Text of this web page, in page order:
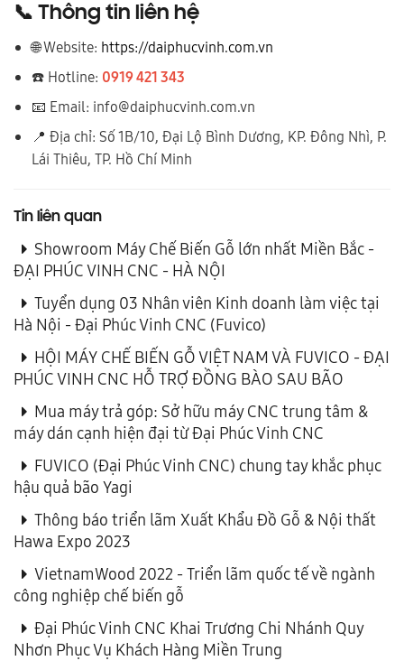
📞 Thông tin liên hệ
🌐 Website: https://daiphucvinh.com.vn
☎️ Hotline: 0919 421 343
📧 Email: info@daiphucvinh.com.vn
📍 Địa chỉ: Số 1B/10, Đại Lộ Bình Dương, KP. Đông Nhì, P.
Lái Thiêu, TP. Hồ Chí Minh
Tin liên quan
Showroom Máy Chế Biến Gỗ lớn nhất Miền Bắc -
ĐẠI PHÚC VINH CNC - HÀ NỘI
Tuyển dụng 03 Nhân viên Kinh doanh làm việc tại
Hà Nội - Đại Phúc Vinh CNC (Fuvico)
HỘI MÁY CHẾ BIẾN GỖ VIỆT NAM VÀ FUVICO - ĐẠI
PHÚC VINH CNC HỖ TRỢ ĐỒNG BÀO SAU BÃO
Mua máy trả góp: Sở hữu máy CNC trung tâm &
máy dán cạnh hiện đại từ Đại Phúc Vinh CNC
FUVICO (Đại Phúc Vinh CNC) chung tay khắc phục
hậu quả bão Yagi
Thông báo triển lãm Xuất Khẩu Đồ Gỗ & Nội thất
Hawa Expo 2023
VietnamWood 2022 - Triển lãm quốc tế về ngành
công nghiệp chế biến gỗ
Đại Phúc Vinh CNC Khai Trương Chi Nhánh Quy
Nhơn Phục Vụ Khách Hàng Miền Trung